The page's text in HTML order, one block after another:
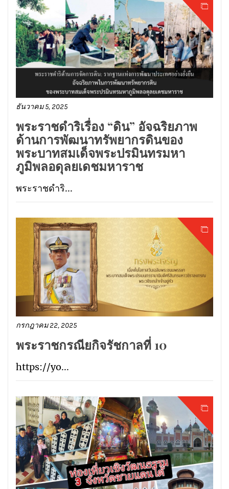
ธันวาคม 5, 2025
พระราชดำริเรื่อง “ดิน” อัจฉริยภาพ
ด้านการพัฒนาทรัพยากรดินของ
พระบาทสมเด็จพระปรมินทรมหา
ภูมิพลอดุลยเดชมหาราช
พระราชดำริ...
กรกฎาคม 22, 2025
พระราชกรณียกิจรัชกาลที่ 10
https://yo...